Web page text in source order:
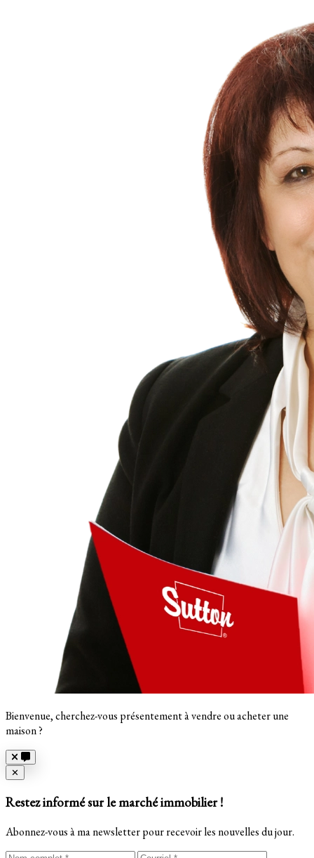
Bienvenue, cherchez-vous présentement à vendre ou acheter une
maison ?
Close
✕
Restez informé sur le marché immobilier !
Abonnez-vous à ma newsletter pour recevoir les nouvelles du jour.